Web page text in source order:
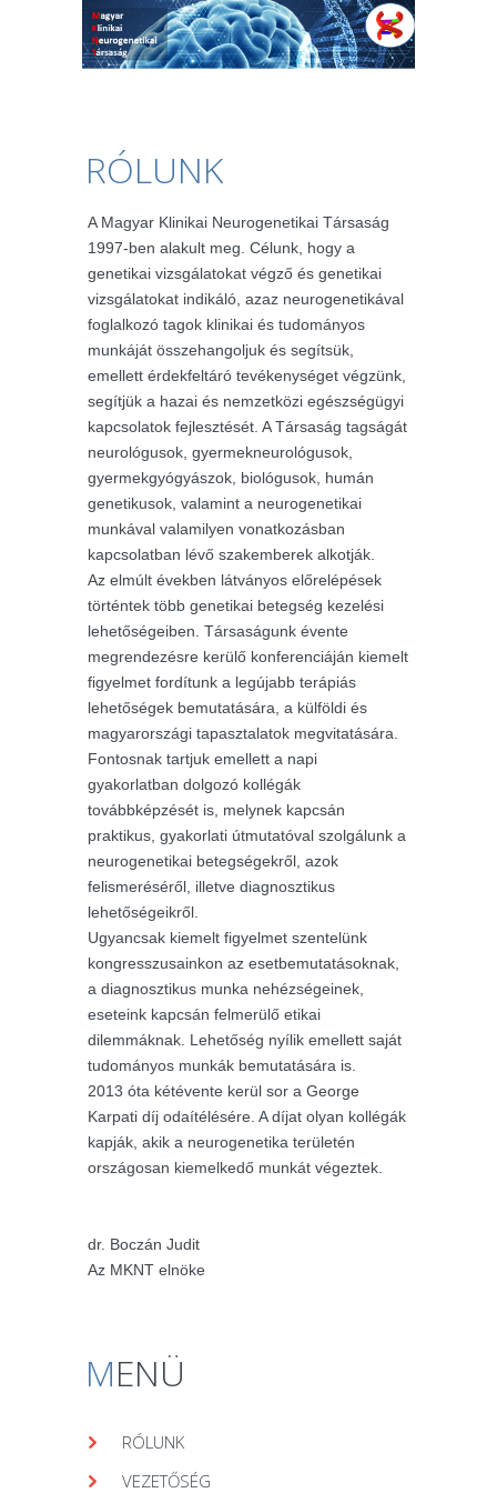
RÓLUNK
A Magyar Klinikai Neurogenetikai Társaság
1997-ben alakult meg. Célunk, hogy a
genetikai vizsgálatokat végző és genetikai
vizsgálatokat indikáló, azaz neurogenetikával
foglalkozó tagok klinikai és tudományos
munkáját összehangoljuk és segítsük,
emellett érdekfeltáró tevékenységet végzünk,
segítjük a hazai és nemzetközi egészségügyi
kapcsolatok fejlesztését. A Társaság tagságát
neurológusok, gyermekneurológusok,
gyermekgyógyászok, biológusok, humán
genetikusok, valamint a neurogenetikai
munkával valamilyen vonatkozásban
kapcsolatban lévő szakemberek alkotják.
Az elmúlt években látványos előrelépések
történtek több genetikai betegség kezelési
lehetőségeiben. Társaságunk évente
megrendezésre kerülő konferenciáján kiemelt
figyelmet fordítunk a legújabb terápiás
lehetőségek bemutatására, a külföldi és
magyarországi tapasztalatok megvitatására.
Fontosnak tartjuk emellett a napi
gyakorlatban dolgozó kollégák
továbbképzését is, melynek kapcsán
praktikus, gyakorlati útmutatóval szolgálunk a
neurogenetikai betegségekről, azok
felismeréséről, illetve diagnosztikus
lehetőségeikről.
Ugyancsak kiemelt figyelmet szentelünk
kongresszusainkon az esetbemutatásoknak,
a diagnosztikus munka nehézségeinek,
eseteink kapcsán felmerülő etikai
dilemmáknak. Lehetőség nyílik emellett saját
tudományos munkák bemutatására is.
2013 óta kétévente kerül sor a George
Karpati díj odaítélésére. A díjat olyan kollégák
kapják, akik a neurogenetika területén
országosan kiemelkedő munkát végeztek.
dr. Boczán Judit
Az MKNT elnöke
MENÜ
RÓLUNK
VEZETŐSÉG